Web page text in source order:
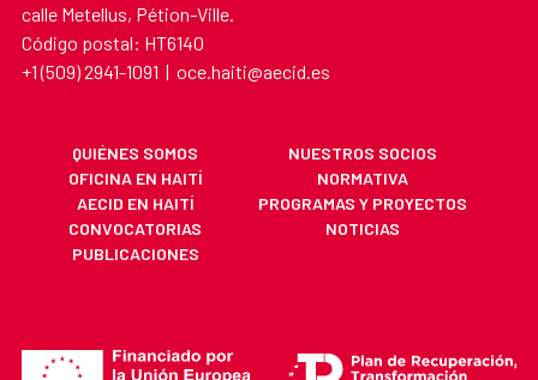
calle Metellus, Pétion-Ville.
Código postal: HT6140
+1 (509) 2941-1091 | oce.haiti@aecid.es
QUIÉNES SOMOS
NUESTROS SOCIOS
OFICINA EN HAITÍ
NORMATIVA
AECID EN HAITÍ
PROGRAMAS Y PROYECTOS
CONVOCATORIAS
NOTICIAS
PUBLICACIONES